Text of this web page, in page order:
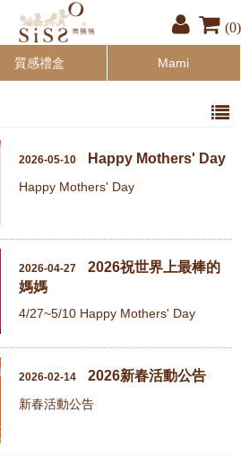
(0)
質感禮盒 Mami
2026-05-10 Happy Mothers' Day
Happy Mothers' Day
2026-04-27
2026祝世界上最棒的
媽媽
4/27~5/10 Happy Mothers' Day
2026-02-14 2026新春活動公告
新春活動公告